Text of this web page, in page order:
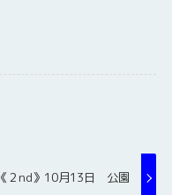
《２nd》10月13日 公園